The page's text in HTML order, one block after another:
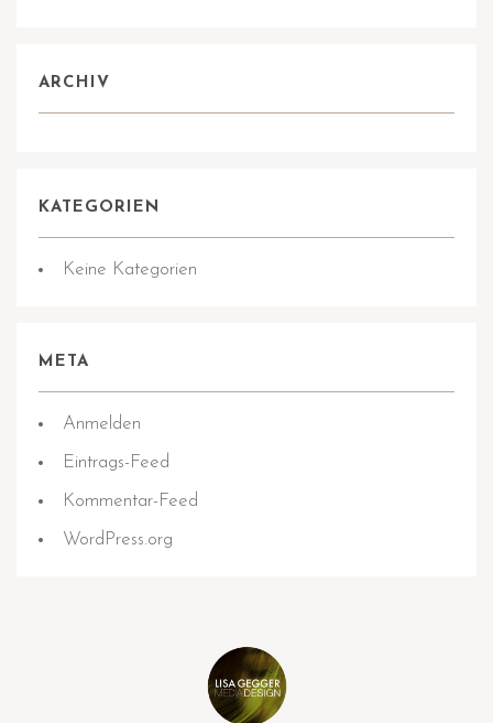
ARCHIV
KATEGORIEN
Keine Kategorien
META
Anmelden
Eintrags-Feed
Kommentar-Feed
WordPress.org